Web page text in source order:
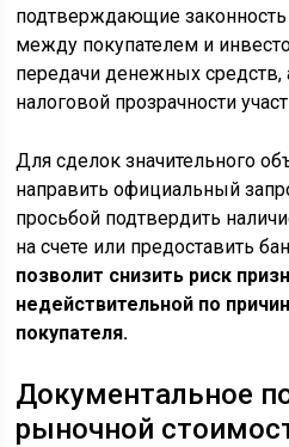
подтверждающие
между покупателем и
передачи денежных
налоговой прозрачности
Для сделок значительного
направить официальный
просьбой подтвердить
на счете или предоставить
позволит снизить риск
недействительной по
покупателя.
Документальное
рыночной